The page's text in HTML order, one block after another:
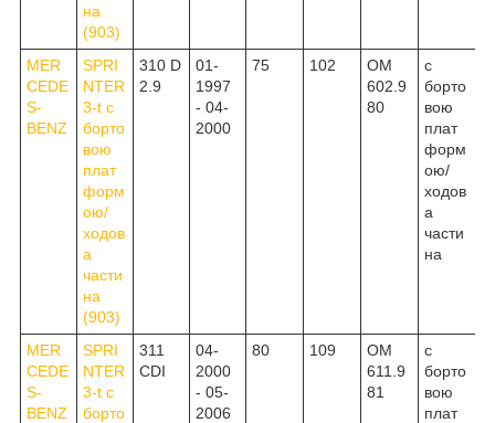
на
(903)
MER
CEDE
S-
BENZ
SPRI
NTER
3-t c
борто
вою
плат
форм
ою/
ходов
а
части
на
(903)
310 D
2.9
01-
1997
- 04-
2000
75 102
OM
602.9
80
c
борто
вою
плат
форм
ою/
ходов
а
части
на
MER
CEDE
S-
BENZ
SPRI
NTER
3-t c
борто
311
CDI
04-
2000
- 05-
2006
80 109
OM
611.9
81
c
борто
вою
плат